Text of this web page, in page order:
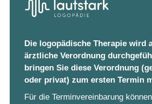
Die logopädische Therapie wird
ärztliche Verordnung
bringen Sie diese Verordnung
oder privat) zum ersten Termin
Für die Terminvereinbarung